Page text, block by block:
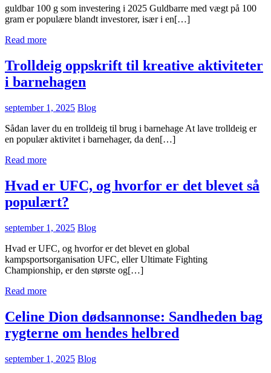
guldbar 100 g som investering i 2025 Guldbarre med vægt på 100
gram er populære blandt investorer, især i en[…]
Read more
Trolldeig oppskrift til kreative aktiviteter
i barnehagen
september 1, 2025 Blog
Sådan laver du en trolldeig til brug i barnehage At lave trolldeig er
en populær aktivitet i barnehager, da den[…]
Read more
Hvad er UFC, og hvorfor er det blevet så
populært?
september 1, 2025 Blog
Hvad er UFC, og hvorfor er det blevet en global
kampsportsorganisation UFC, eller Ultimate Fighting
Championship, er den største og[…]
Read more
Celine Dion dødsannonse: Sandheden bag
rygterne om hendes helbred
september 1, 2025 Blog